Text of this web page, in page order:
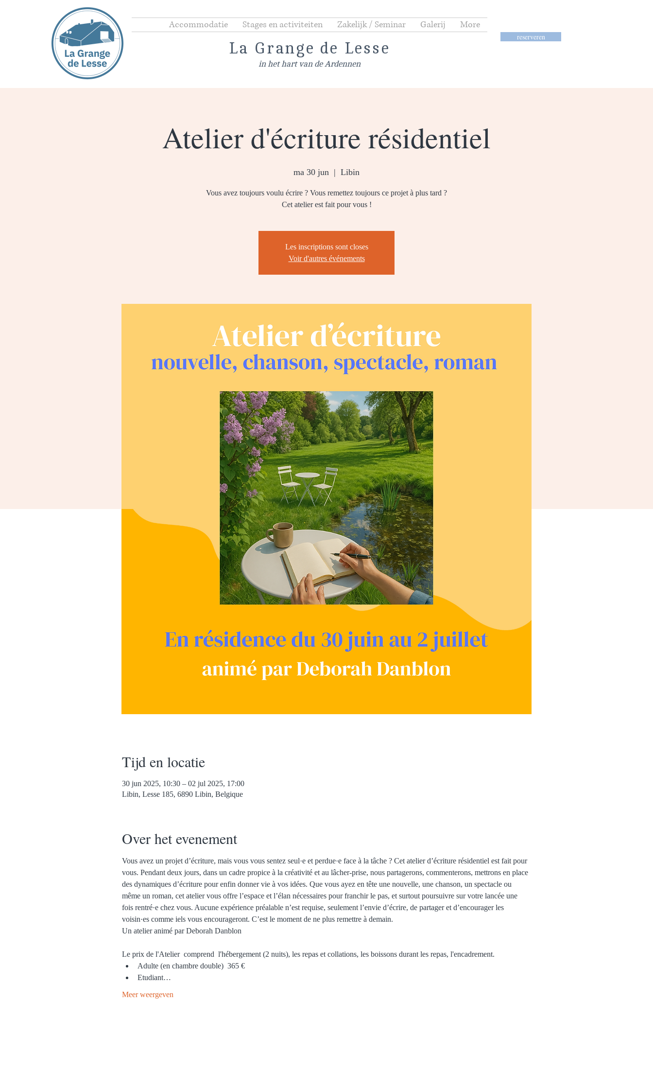
Accommodatie Stages en activiteiten Zakelijk / Seminar Galerij More
La Grange de Lesse
in het hart van de Ardennen
reserveren
Atelier d'écriture résidentiel
ma 30 jun
  |
Libin
Vous avez toujours voulu écrire ? Vous remettez toujours ce projet à plus tard ?
Cet atelier est fait pour vous !
Les inscriptions sont closes
Voir d'autres événements
Tijd en locatie
30 jun 2025, 10:30 – 02 jul 2025, 17:00
Libin, Lesse 185, 6890 Libin, Belgique
Over het evenement
Vous avez un projet d’écriture, mais vous vous sentez seul·e et perdue·e face à la tâche ? Cet atelier d’écriture résidentiel est fait pour
vous. Pendant deux jours, dans un cadre propice à la créativité et au lâcher-prise, nous partagerons, commenterons, mettrons en place
des dynamiques d’écriture pour enfin donner vie à vos idées. Que vous ayez en tête une nouvelle, une chanson, un spectacle ou
même un roman, cet atelier vous offre l’espace et l’élan nécessaires pour franchir le pas, et surtout poursuivre sur votre lancée une
fois rentré·e chez vous. Aucune expérience préalable n’est requise, seulement l’envie d’écrire, de partager et d’encourager les
voisin·es comme iels vous encourageront. C’est le moment de ne plus remettre à demain.
Un atelier animé par Deborah Danblon
Le prix de l'Atelier  comprend  l'hébergement (2 nuits), les repas et collations, les boissons durant les repas, l'encadrement.
Adulte (en chambre double)  365 €
Etudiant…
Meer weergeven